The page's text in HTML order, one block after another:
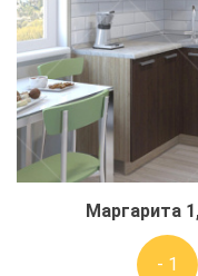
Маргарита
- 1